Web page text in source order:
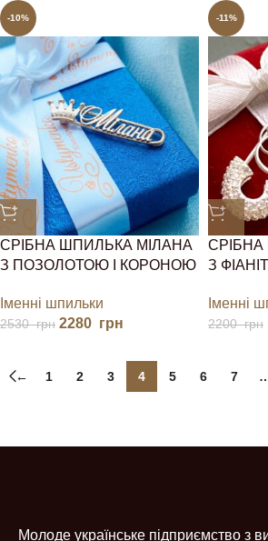
-10%
СРІБНА ШПИЛЬКА МІЛАНА
З ПОЗОЛОТОЮ І КОРОНОЮ
Іменні шпильки
2530грн 2280 грн
-11%
З
Іменні
2200грн
← 1 2 3 4 5 6 7
Молоде українське підприємство з